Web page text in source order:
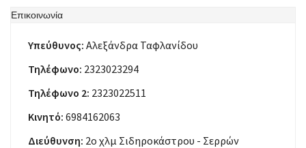
Επικοινωνία
Υπεύθυνος: Αλεξάνδρα Ταφλανίδου
Τηλέφωνο: 2323023294
Τηλέφωνο 2: 2323022511
Κινητό: 6984162063
Διεύθυνση: 2ο χλμ Σιδηροκάστρου - Σερρών